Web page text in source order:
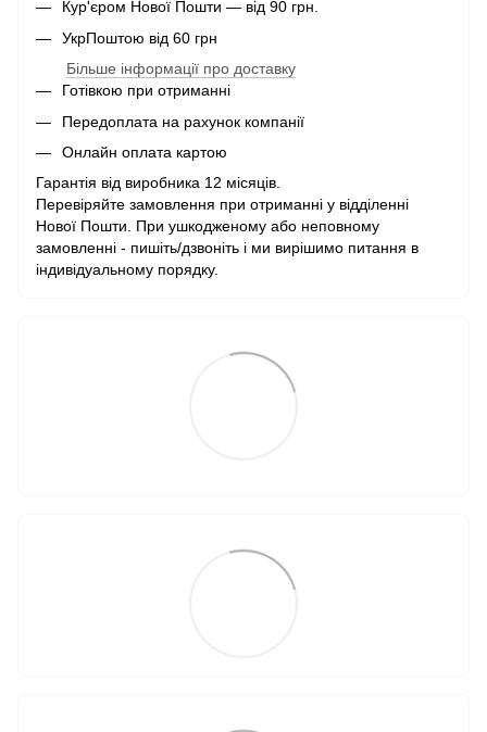
Кур'єром Нової Пошти — від 90 грн.
УкрПоштою від 60 грн
Більше інформації про доставку
Готівкою при отриманні
Передоплата на рахунок компанії
Онлайн оплата картою
Гарантія від виробника 12 місяців.
Перевіряйте замовлення при отриманні у відділенні
Нової Пошти. При ушкодженому або неповному
замовленні - пишіть/дзвоніть і ми вирішимо питання в
індивідуальному порядку.